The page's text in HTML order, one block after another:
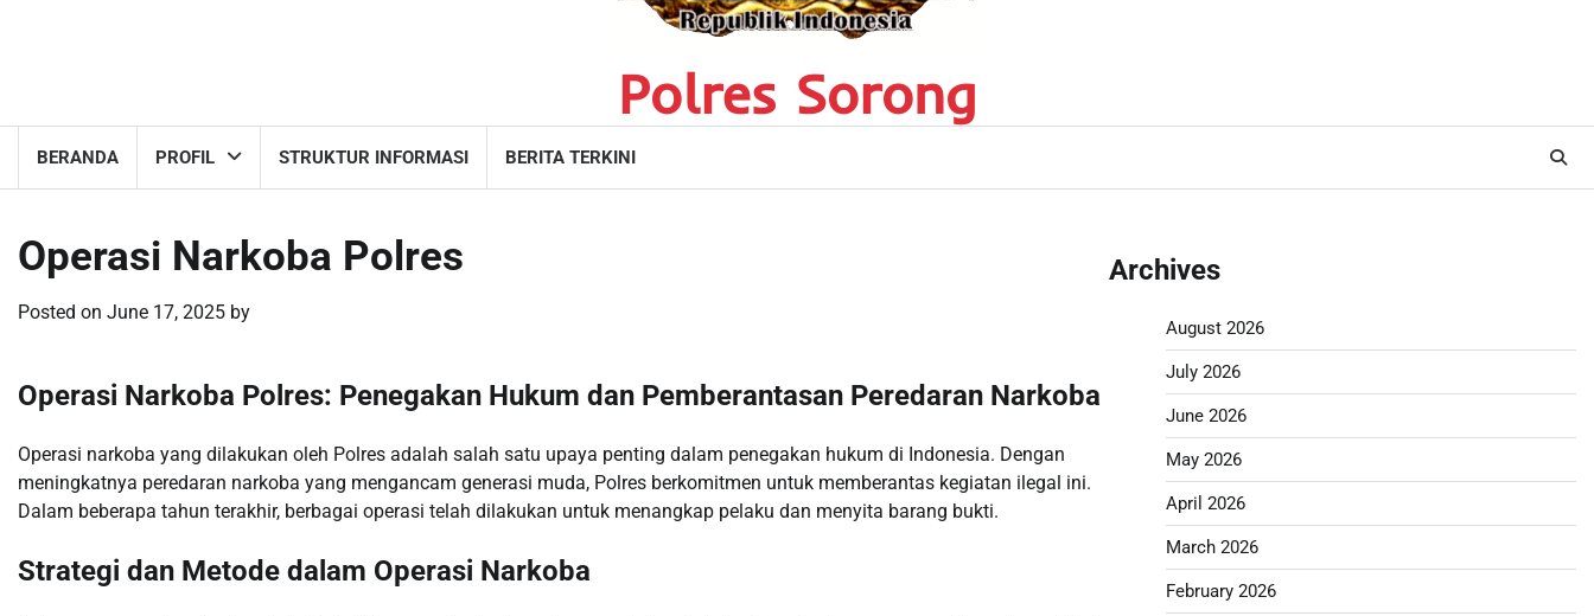
Polres Sorong
BERANDA PROFIL STRUKTUR INFORMASI BERITA TERKINI
Operasi Narkoba Polres
Posted on June 17, 2025 by
Operasi Narkoba Polres: Penegakan Hukum dan Pemberantasan Peredaran Narkoba
Operasi narkoba yang dilakukan oleh Polres adalah salah satu upaya penting dalam penegakan hukum di Indonesia. Dengan
meningkatnya peredaran narkoba yang mengancam generasi muda, Polres berkomitmen untuk memberantas kegiatan ilegal ini.
Dalam beberapa tahun terakhir, berbagai operasi telah dilakukan untuk menangkap pelaku dan menyita barang bukti.
Strategi dan Metode dalam Operasi Narkoba
Archives
August 2026
July 2026
June 2026
May 2026
April 2026
March 2026
February 2026